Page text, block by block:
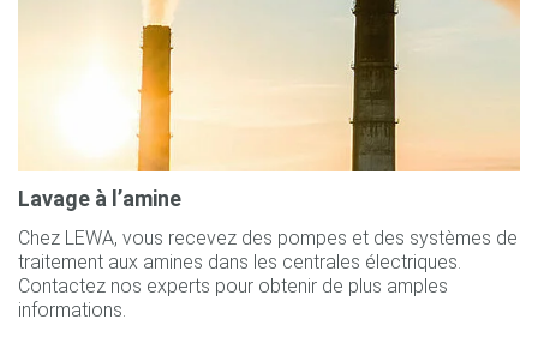
Lavage à l’amine
Chez LEWA, vous recevez des pompes et des systèmes de
traitement aux amines dans les centrales électriques.
Contactez nos experts pour obtenir de plus amples
informations.